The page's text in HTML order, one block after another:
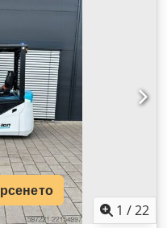
, дължина на
гума:200/50-10
гума:
16x6-8 non
Dksdezfd D Iopfx
Характеристики на
1 /22